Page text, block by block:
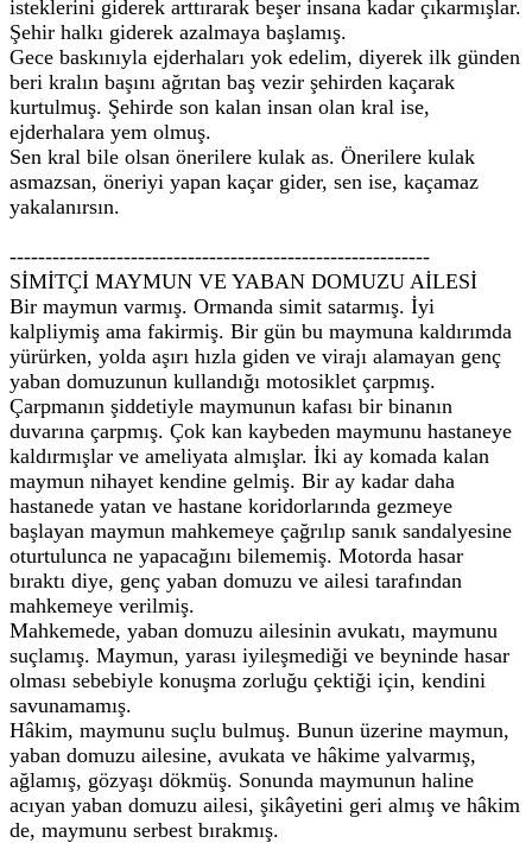
isteklerini giderek arttırarak beşer insana kadar çıkarmışlar.
Şehir halkı giderek azalmaya başlamış.
Gece baskınıyla ejderhaları yok edelim, diyerek ilk günden
beri kralın başını ağrıtan baş vezir şehirden kaçarak
kurtulmuş. Şehirde son kalan insan olan kral ise,
ejderhalara yem olmuş.
Sen kral bile olsan önerilere kulak as. Önerilere kulak
asmazsan, öneriyi yapan kaçar gider, sen ise, kaçamaz
yakalanırsın.
-----------------------------------------------------------
SİMİTÇİ MAYMUN VE YABAN DOMUZU AİLESİ
Bir maymun varmış. Ormanda simit satarmış. İyi
kalpliymiş ama fakirmiş. Bir gün bu maymuna kaldırımda
yürürken, yolda aşırı hızla giden ve virajı alamayan genç
yaban domuzunun kullandığı motosiklet çarpmış.
Çarpmanın şiddetiyle maymunun kafası bir binanın
duvarına çarpmış. Çok kan kaybeden maymunu hastaneye
kaldırmışlar ve ameliyata almışlar. İki ay komada kalan
maymun nihayet kendine gelmiş. Bir ay kadar daha
hastanede yatan ve hastane koridorlarında gezmeye
başlayan maymun mahkemeye çağrılıp sanık sandalyesine
oturtulunca ne yapacağını bilememiş. Motorda hasar
bıraktı diye, genç yaban domuzu ve ailesi tarafından
mahkemeye verilmiş.
Mahkemede, yaban domuzu ailesinin avukatı, maymunu
suçlamış. Maymun, yarası iyileşmediği ve beyninde hasar
olması sebebiyle konuşma zorluğu çektiği için, kendini
savunamamış.
Hâkim, maymunu suçlu bulmuş. Bunun üzerine maymun,
yaban domuzu ailesine, avukata ve hâkime yalvarmış,
ağlamış, gözyaşı dökmüş. Sonunda maymunun haline
acıyan yaban domuzu ailesi, şikâyetini geri almış ve hâkim
de, maymunu serbest bırakmış.